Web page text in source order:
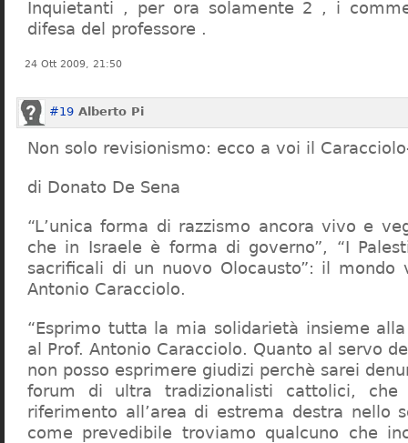
Inquietanti , per ora solamente 2 , i
difesa del professore .
24 Ott 2009, 21:50
#19 Alberto Pi
Non solo revisionismo: ecco a voi il
di Donato De Sena
“L’unica forma di razzismo ancora vivo e
che in Israele è forma di governo”, “I
sacrificali di un nuovo Olocausto”: il mondo
Antonio Caracciolo.
“Esprimo tutta la mia solidarietà insieme
al Prof. Antonio Caracciolo. Quanto al servo
non posso esprimere giudizi perchè sarei
forum di ultra tradizionalisti cattolici,
riferimento all’area di estrema destra nello
come prevedibile troviamo qualcuno che